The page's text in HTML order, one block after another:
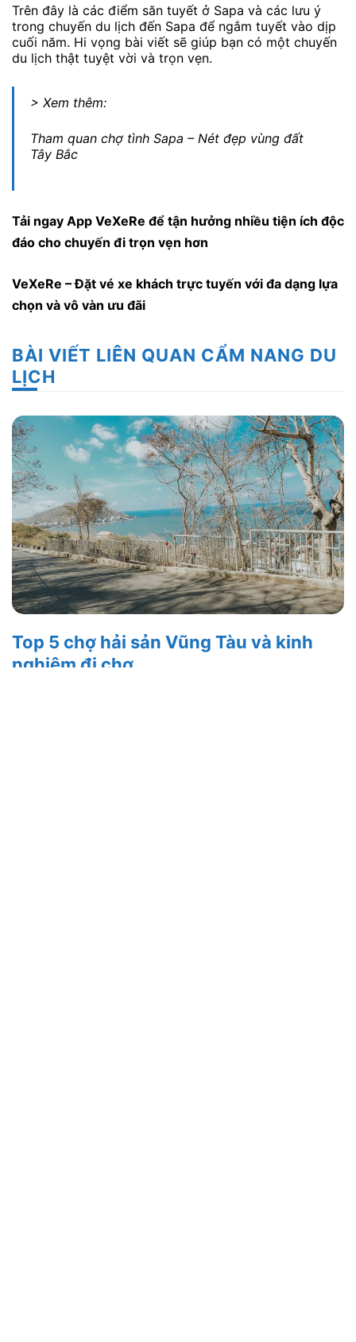
Trên đây là các điểm săn tuyết ở Sapa và các lưu ý
trong chuyến du lịch đến Sapa để ngắm tuyết vào dịp
cuối năm. Hi vọng bài viết sẽ giúp bạn có một chuyến
du lịch thật tuyệt vời và trọn vẹn.
> Xem thêm:
Tham quan chợ tình Sapa – Nét đẹp vùng đất
Tây Bắc
Tải ngay App VeXeRe để tận hưởng nhiều tiện ích độc
đáo cho chuyến đi trọn vẹn hơn
VeXeRe – Đặt vé xe khách trực tuyến với đa dạng lựa
chọn và vô vàn ưu đãi
BÀI VIẾT LIÊN QUAN CẨM NANG DU
LỊCH
Top 5 chợ hải sản Vũng Tàu và kinh
nghiệm đi chợ